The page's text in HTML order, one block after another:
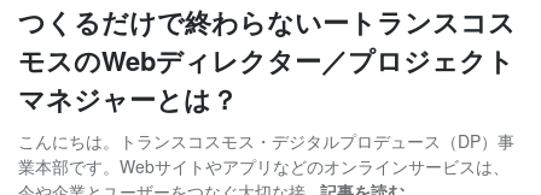
つくるだけで終わらないートランスコス
モスのWebディレクター／プロジェクト
マネジャーとは？
こんにちは。トランスコスモス・デジタルプロデュース（DP）事
業本部です。Webサイトやアプリなどのオンラインサービスは、